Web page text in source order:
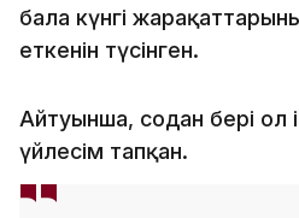
бала күнгі
еткенін түсінген.
Айтуынша, содан бері ол
үйлесім тапқан.